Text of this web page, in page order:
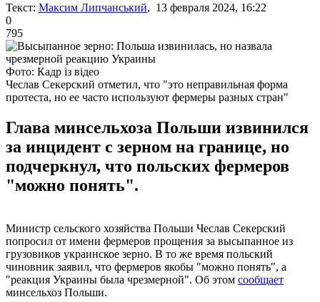
Текст: Максим Липчанський, 13 февраля 2024, 16:22
0
795
Фото: Кадр із відео
Чеслав Секерский отметил, что "это неправильная форма
протеста, но ее часто используют фермеры разных стран"
Глава минсельхоза Польши извинился
за инцидент с зерном на границе, но
подчеркнул, что польских фермеров
"можно понять".
Министр сельского хозяйства Польши Чеслав Секерский
попросил от имени фермеров прощения за высыпанное из
грузовиков украинское зерно. В то же время польский
чиновник заявил, что фермеров якобы "можно понять", а
"реакция Украины была чрезмерной". Об этом сообщает
минсельхоз Польши.